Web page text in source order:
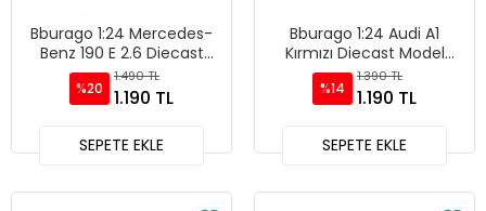
Bburago 1:24 Mercedes-
Benz 190 E 2.6 Diecast
Model Araba - Kırmızı
%20
1.490 TL
1.190 TL
SEPETE EKLE
Bburago 1:24 Audi A1
Kırmızı Diecast Model
Araba - 18-22127
%14
1.390 TL
1.190 TL
SEPETE EKLE